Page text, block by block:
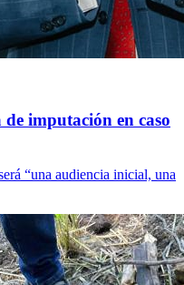
imputación en caso
“una audiencia inicial, una